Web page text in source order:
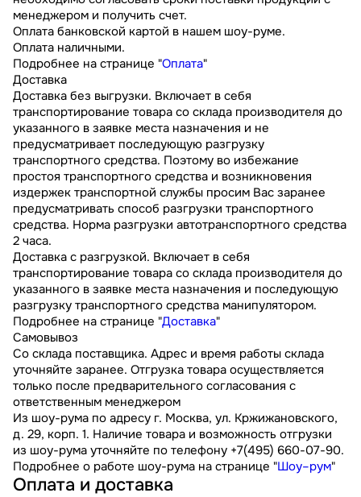
менеджером и получить счет.
Оплата банковской картой в нашем шоу-руме.
Оплата наличными.
Подробнее на странице "Оплата"
Доставка
Доставка без выгрузки. Включает в себя
транспортирование товара со склада производителя до
указанного в заявке места назначения и не
предусматривает последующую разгрузку
транспортного средства. Поэтому во избежание
простоя транспортного средства и возникновения
издержек транспортной службы просим Вас заранее
предусматривать способ разгрузки транспортного
средства. Норма разгрузки автотранспортного средства
2 часа.
Доставка с разгрузкой. Включает в себя
транспортирование товара со склада производителя до
указанного в заявке места назначения и последующую
разгрузку транспортного средства манипулятором.
Подробнее на странице "Доставка"
Самовывоз
Со склада поставщика. Адрес и время работы склада
уточняйте заранее. Отгрузка товара осуществляется
только после предварительного согласования с
ответственным менеджером
Из шоу-рума по адресу г. Москва, ул. Кржижановского,
д. 29, корп. 1. Наличие товара и возможность отгрузки
из шоу-рума уточняйте по телефону +7(495) 660-07-90.
Подробнее о работе шоу-рума на странице "Шоу–рум"
Оплата и доставка